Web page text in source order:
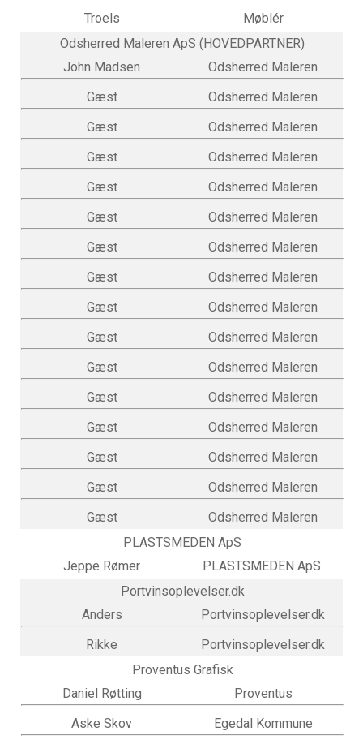
Troels
Møblér
Odsherred Maleren ApS (HOVEDPARTNER)
John Madsen
Odsherred Maleren
Gæst
Odsherred Maleren
Gæst
Odsherred Maleren
Gæst
Odsherred Maleren
Gæst
Odsherred Maleren
Gæst
Odsherred Maleren
Gæst
Odsherred Maleren
Gæst
Odsherred Maleren
Gæst
Odsherred Maleren
Gæst
Odsherred Maleren
Gæst
Odsherred Maleren
Gæst
Odsherred Maleren
Gæst
Odsherred Maleren
Gæst
Odsherred Maleren
Gæst
Odsherred Maleren
Gæst
Odsherred Maleren
PLASTSMEDEN ApS
Jeppe Rømer
PLASTSMEDEN ApS.
Portvinsoplevelser.dk
Anders
Portvinsoplevelser.dk
Rikke
Portvinsoplevelser.dk
Proventus Grafisk
Daniel Røtting
Proventus
Aske Skov
Egedal Kommune